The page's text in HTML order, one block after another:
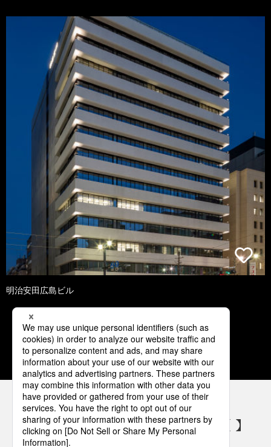
明治安田広島ビル
1 2 3 4 5
パナソニックの電気設備 SNSアカウント